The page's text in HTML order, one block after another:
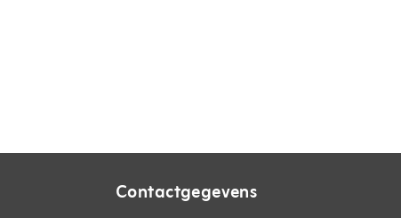
Contactgegevens